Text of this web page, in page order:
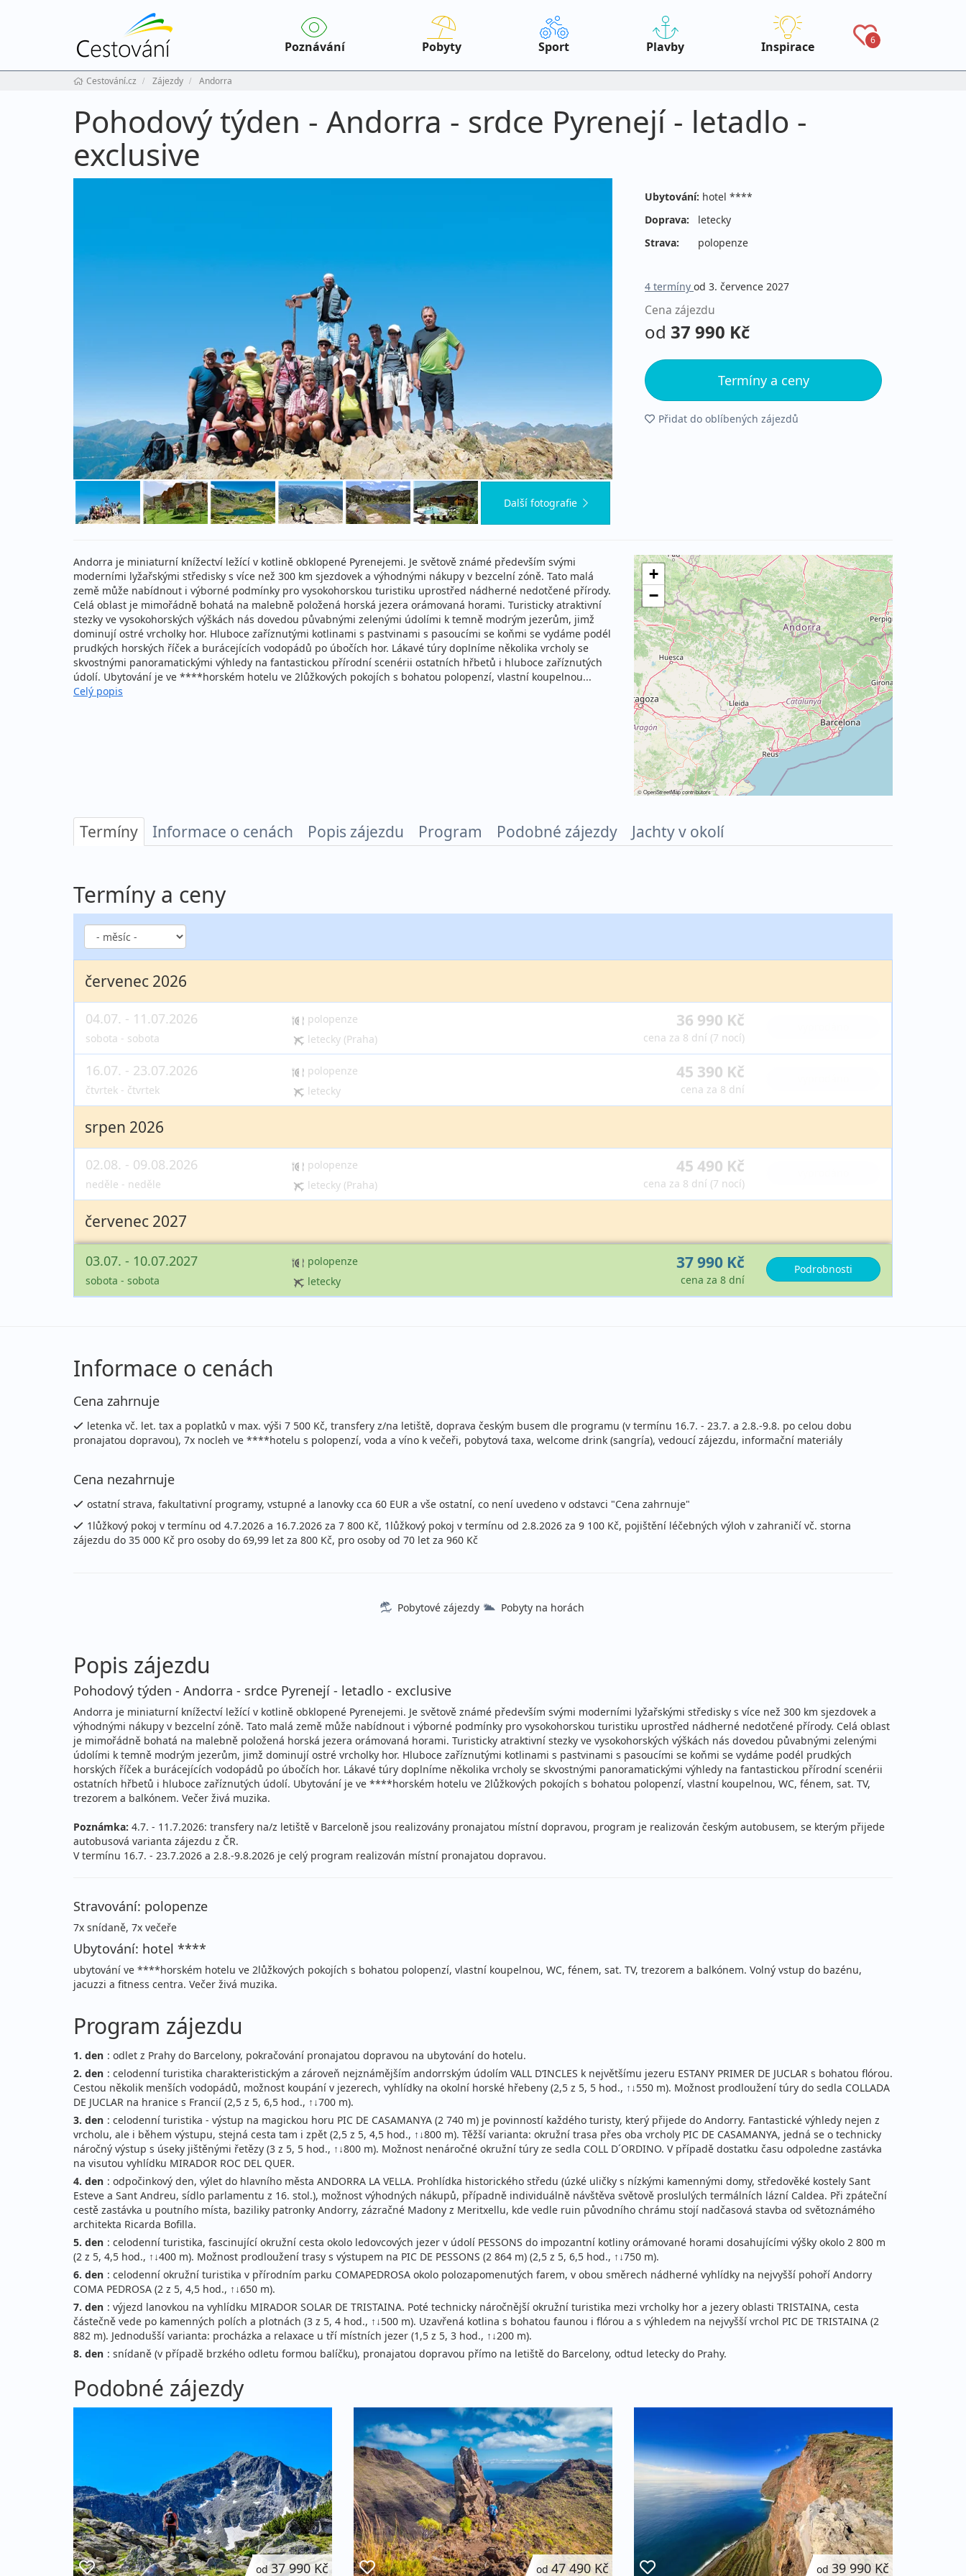
Poznávání Pobyty Sport Plavby Inspirace 6
Cestování.cz Zájezdy Andorra
Pohodový týden - Andorra - srdce Pyrenejí - letadlo -
exclusive
Další fotografie
Ubytování: hotel ****
Doprava:
letecky
Strava:
polopenze
4 termíny od 3. července 2027
Cena zájezdu
od 37 990 Kč
Termíny a ceny
Přidat do oblíbených zájezdů
Andorra je miniaturní knížectví ležící v kotlině obklopené Pyrenejemi. Je světově známé především svými
moderními lyžařskými středisky s více než 300 km sjezdovek a výhodnými nákupy v bezcelní zóně. Tato malá
země může nabídnout i výborné podmínky pro vysokohorskou turistiku uprostřed nádherné nedotčené přírody.
Celá oblast je mimořádně bohatá na malebně položená horská jezera orámovaná horami. Turisticky atraktivní
stezky ve vysokohorských výškách nás dovedou půvabnými zelenými údolími k temně modrým jezerům, jimž
dominují ostré vrcholky hor. Hluboce zaříznutými kotlinami s pastvinami s pasoucími se koňmi se vydáme podél
prudkých horských říček a burácejících vodopádů po úbočích hor. Lákavé túry doplníme několika vrcholy se
skvostnými panoramatickými výhledy na fantastickou přírodní scenérii ostatních hřbetů i hluboce zaříznutých
údolí. Ubytování je ve ****horském hotelu ve 2lůžkových pokojích s bohatou polopenzí, vlastní koupelnou...
Celý popis
+
−
©OpenStreetMapcontributors
Termíny Informace o cenách Popis zájezdu Program Podobné zájezdy Jachty v okolí
Termíny a ceny
červenec 2026
04.07. - 11.07.2026
sobota - sobota
polopenze
letecky (Praha)
36 990 Kč
cena za 8 dní (7 nocí)
16.07. - 23.07.2026
čtvrtek - čtvrtek
polopenze
letecky
45 390 Kč
cena za 8 dní
srpen 2026
02.08. - 09.08.2026
neděle - neděle
polopenze
letecky (Praha)
45 490 Kč
cena za 8 dní (7 nocí)
červenec 2027
03.07. - 10.07.2027
sobota - sobota
polopenze
letecky
37 990 Kč
cena za 8 dní
Podrobnosti
srpen 2027
01.08. - 08.08.2027
neděle - neděle
letecky
cena za 8 dní
neděle - neděle
Informace o cenách
Cena zahrnuje
letenka vč. let. tax a poplatků v max. výši 7 500 Kč, transfery z/na letiště, doprava českým busem dle programu (v termínu 16.7. - 23.7. a 2.8.-9.8. po celou dobu
pronajatou dopravou), 7x nocleh ve ****hotelu s polopenzí, voda a víno k večeři, pobytová taxa, welcome drink (sangría), vedoucí zájezdu, informační materiály
Cena nezahrnuje
ostatní strava, fakultativní programy, vstupné a lanovky cca 60 EUR a vše ostatní, co není uvedeno v odstavci "Cena zahrnuje"
1lůžkový pokoj v termínu od 4.7.2026 a 16.7.2026 za 7 800 Kč, 1lůžkový pokoj v termínu od 2.8.2026 za 9 100 Kč, pojištění léčebných výloh v zahraničí vč. storna
zájezdu do 35 000 Kč pro osoby do 69,99 let za 800 Kč, pro osoby od 70 let za 960 Kč
Pobytové zájezdy Pobyty na horách
Popis zájezdu
Pohodový týden - Andorra - srdce Pyrenejí - letadlo - exclusive
Andorra je miniaturní knížectví ležící v kotlině obklopené Pyrenejemi. Je světově známé především svými moderními lyžařskými středisky s více než 300 km sjezdovek a
výhodnými nákupy v bezcelní zóně. Tato malá země může nabídnout i výborné podmínky pro vysokohorskou turistiku uprostřed nádherné nedotčené přírody. Celá oblast
je mimořádně bohatá na malebně položená horská jezera orámovaná horami. Turisticky atraktivní stezky ve vysokohorských výškách nás dovedou půvabnými zelenými
údolími k temně modrým jezerům, jimž dominují ostré vrcholky hor. Hluboce zaříznutými kotlinami s pastvinami s pasoucími se koňmi se vydáme podél prudkých
horských říček a burácejících vodopádů po úbočích hor. Lákavé túry doplníme několika vrcholy se skvostnými panoramatickými výhledy na fantastickou přírodní scenérii
ostatních hřbetů i hluboce zaříznutých údolí. Ubytování je ve ****horském hotelu ve 2lůžkových pokojích s bohatou polopenzí, vlastní koupelnou, WC, fénem, sat. TV,
trezorem a balkónem. Večer živá muzika.
Poznámka: 4.7. - 11.7.2026: transfery na/z letiště v Barceloně jsou realizovány pronajatou místní dopravou, program je realizován českým autobusem, se kterým přijede
autobusová varianta zájezdu z ČR.
V termínu 16.7. - 23.7.2026 a 2.8.-9.8.2026 je celý program realizován místní pronajatou dopravou.
Stravování: polopenze
7x snídaně, 7x večeře
Ubytování: hotel ****
ubytování ve ****horském hotelu ve 2lůžkových pokojích s bohatou polopenzí, vlastní koupelnou, WC, fénem, sat. TV, trezorem a balkónem. Volný vstup do bazénu,
jacuzzi a fitness centra. Večer živá muzika.
Program zájezdu
1. den : odlet z Prahy do Barcelony, pokračování pronajatou dopravou na ubytování do hotelu.
2. den : celodenní turistika charakteristickým a zároveň nejznámějším andorrským údolím VALL D‘INCLES k největšímu jezeru ESTANY PRIMER DE JUCLAR s bohatou flórou.
Cestou několik menších vodopádů, možnost koupání v jezerech, vyhlídky na okolní horské hřebeny (2,5 z 5, 5 hod., ↑↓550 m). Možnost prodloužení túry do sedla COLLADA
DE JUCLAR na hranice s Francií (2,5 z 5, 6,5 hod., ↑↓700 m).
3. den : celodenní turistika - výstup na magickou horu PIC DE CASAMANYA (2 740 m) je povinností každého turisty, který přijede do Andorry. Fantastické výhledy nejen z
vrcholu, ale i během výstupu, stejná cesta tam i zpět (2,5 z 5, 4,5 hod., ↑↓800 m). Těžší varianta: okružní trasa přes oba vrcholy PIC DE CASAMANYA, jedná se o technicky
náročný výstup s úseky jištěnými řetězy (3 z 5, 5 hod., ↑↓800 m). Možnost nenáročné okružní túry ze sedla COLL D´ORDINO. V případě dostatku času odpoledne zastávka
na visutou vyhlídku MIRADOR ROC DEL QUER.
4. den : odpočinkový den, výlet do hlavního města ANDORRA LA VELLA. Prohlídka historického středu (úzké uličky s nízkými kamennými domy, středověké kostely Sant
Esteve a Sant Andreu, sídlo parlamentu z 16. stol.), možnost výhodných nákupů, případně individuálně návštěva světově proslulých termálních lázní Caldea. Při zpáteční
cestě zastávka u poutního místa, baziliky patronky Andorry, zázračné Madony z Meritxellu, kde vedle ruin původního chrámu stojí nadčasová stavba od světoznámého
architekta Ricarda Bofilla.
5. den : celodenní turistika, fascinující okružní cesta okolo ledovcových jezer v údolí PESSONS do impozantní kotliny orámované horami dosahujícími výšky okolo 2 800 m
(2 z 5, 4,5 hod., ↑↓400 m). Možnost prodloužení trasy s výstupem na PIC DE PESSONS (2 864 m) (2,5 z 5, 6,5 hod., ↑↓750 m).
6. den : celodenní okružní turistika v přírodním parku COMAPEDROSA okolo polozapomenutých farem, v obou směrech nádherné vyhlídky na nejvyšší pohoří Andorry
COMA PEDROSA (2 z 5, 4,5 hod., ↑↓650 m).
7. den : výjezd lanovkou na vyhlídku MIRADOR SOLAR DE TRISTAINA. Poté technicky náročnější okružní turistika mezi vrcholky hor a jezery oblasti TRISTAINA, cesta
částečně vede po kamenných polích a plotnách (3 z 5, 4 hod., ↑↓500 m). Uzavřená kotlina s bohatou faunou i flórou a s výhledem na nejvyšší vrchol PIC DE TRISTAINA (2
882 m). Jednodušší varianta: procházka a relaxace u tří místních jezer (1,5 z 5, 3 hod., ↑↓200 m).
8. den : snídaně (v případě brzkého odletu formou balíčku), pronajatou dopravou přímo na letiště do Barcelony, odtud letecky do Prahy.
Podobné zájezdy
od37 990 Kč od 47 490 Kč od 39 990 Kč